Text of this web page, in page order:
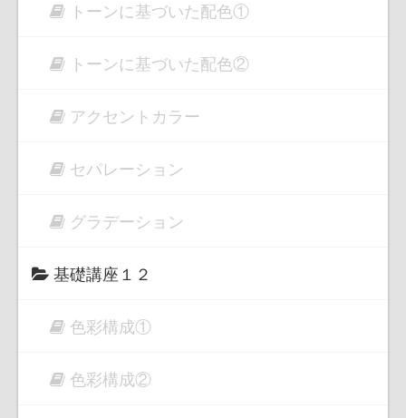
トーンに基づいた配色①
トーンに基づいた配色②
アクセントカラー
セパレーション
グラデーション
基礎講座１２
色彩構成①
色彩構成②